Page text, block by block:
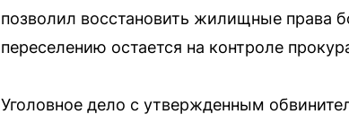
позволил восстановить жилищные права
переселению остается на контроле
Уголовное дело с утвержденным